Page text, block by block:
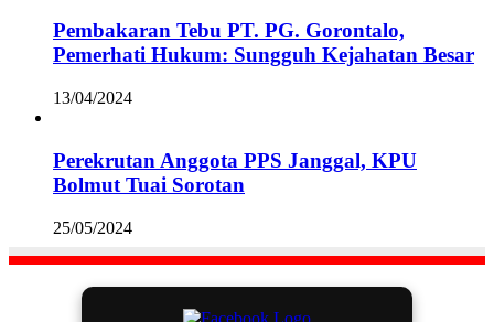
Pembakaran Tebu PT. PG. Gorontalo,
Pemerhati Hukum: Sungguh Kejahatan Besar
13/04/2024
Perekrutan Anggota PPS Janggal, KPU
Bolmut Tuai Sorotan
25/05/2024